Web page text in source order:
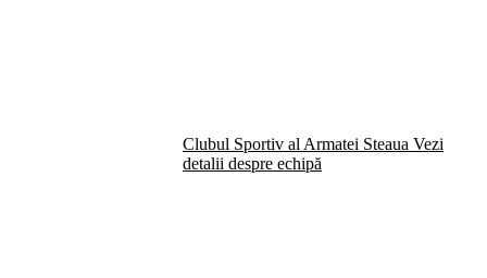
Clubul Sportiv al Armatei Steaua Vezi
detalii despre echipă